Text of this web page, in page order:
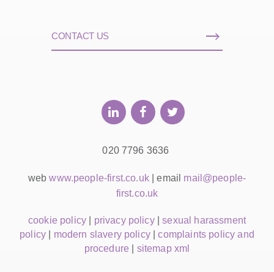
CONTACT US
020 7796 3636
webwww.people-first.co.uk| email mail@people-
first.co.uk
cookie policy privacy policy|sexual harassment
policy
modern slavery policy|complaints policy and
procedure
sitemap xml